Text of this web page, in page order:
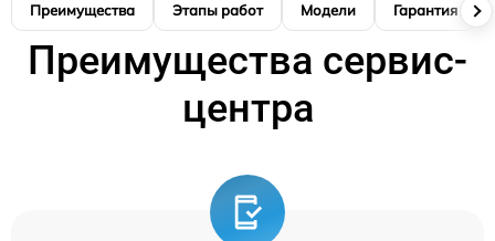
Преимущества Этапы работ Модели Гарантия
Преимущества сервис-
центра